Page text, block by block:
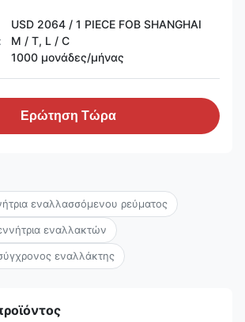
USD 2064 / 1 PIECE FOB SHANGHAI
Μ / Τ, L / C
1000 μονάδες/μήνας
Ερώτηση Τώρα
εναλλασσόμενου ρεύματος
εναλλακτών
εναλλάκτης